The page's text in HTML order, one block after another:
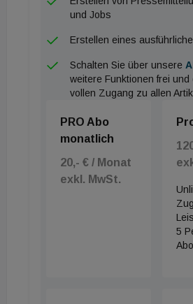
Branchenkollegen nicht klagen.
hochmodernes Fertigteilwerk ist
und ein abrupter Knick ist nicht
Zuge der Pandemie von der
gerufene Investitionsprämie spült
Aufträge in die Bücher. Weshalb
dass auch das heurige Jahr noch
produziert werden wird.
Wie es danach weitergeht, was
warum er meint, dass die
große Zukunft hat, lesen Sie im
und Jobs
Erstellen eines
Schalten Sie über unsere
weitere Funktionen frei und
vollen Zugang zu allen
PRO Abo
monatlich
20,- € / Monat
exkl. MwSt.
5